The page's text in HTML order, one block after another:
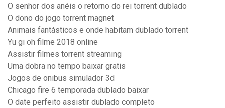
O senhor dos anéis o retorno do rei torrent dublado
O dono do jogo torrent magnet
Animais fantásticos e onde habitam dublado torrent
Yu gi oh filme 2018 online
Assistir filmes torrent streaming
Uma dobra no tempo baixar gratis
Jogos de onibus simulador 3d
Chicago fire 6 temporada dublado baixar
O date perfeito assistir dublado completo